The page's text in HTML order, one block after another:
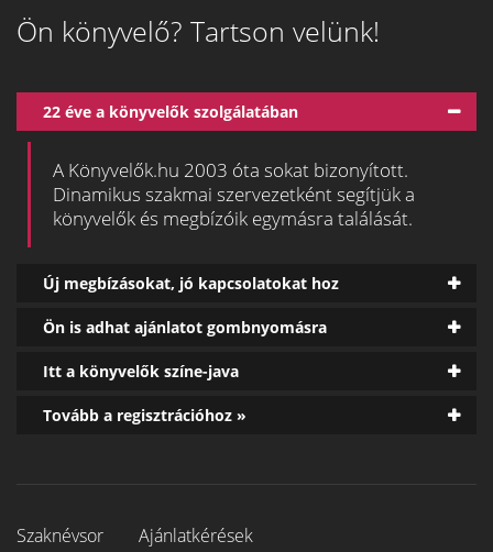
Ön könyvelő? Tartson velünk!
22 éve a könyvelők szolgálatában
A Könyvelők.hu 2003 óta sokat bizonyított.
Dinamikus szakmai szervezetként segítjük a
könyvelők és megbízóik egymásra találását.
Új megbízásokat, jó kapcsolatokat hoz
Ön is adhat ajánlatot gombnyomásra
Itt a könyvelők színe-java
Tovább a regisztrációhoz »
Szaknévsor
Ajánlatkérések